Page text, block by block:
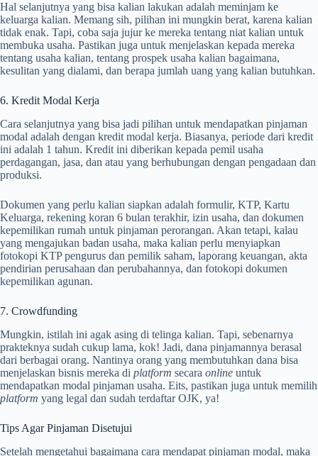
Hal selanjutnya yang bisa kalian lakukan adalah meminjam ke
keluarga kalian. Memang sih, pilihan ini mungkin berat, karena kalian
tidak enak. Tapi, coba saja jujur ke mereka tentang niat kalian untuk
membuka usaha. Pastikan juga untuk menjelaskan kepada mereka
tentang usaha kalian, tentang prospek usaha kalian bagaimana,
kesulitan yang dialami, dan berapa jumlah uang yang kalian butuhkan.
6. Kredit Modal Kerja
Cara selanjutnya yang bisa jadi pilihan untuk mendapatkan pinjaman
modal adalah dengan kredit modal kerja. Biasanya, periode dari kredit
ini adalah 1 tahun. Kredit ini diberikan kepada pemil usaha
perdagangan, jasa, dan atau yang berhubungan dengan pengadaan dan
produksi.
Dokumen yang perlu kalian siapkan adalah formulir, KTP, Kartu
Keluarga, rekening koran 6 bulan terakhir, izin usaha, dan dokumen
kepemilikan rumah untuk pinjaman perorangan. Akan tetapi, kalau
yang mengajukan badan usaha, maka kalian perlu menyiapkan
fotokopi KTP pengurus dan pemilik saham, laporang keuangan, akta
pendirian perusahaan dan perubahannya, dan fotokopi dokumen
kepemilikan agunan.
7. Crowdfunding
Mungkin, istilah ini agak asing di telinga kalian. Tapi, sebenarnya
prakteknya sudah cukup lama, kok! Jadi, dana pinjamannya berasal
dari berbagai orang. Nantinya orang yang membutuhkan dana bisa
menjelaskan bisnis mereka di platform secara online untuk
mendapatkan modal pinjaman usaha. Eits, pastikan juga untuk memilih
platform yang legal dan sudah terdaftar OJK, ya!
Tips Agar Pinjaman Disetujui
Setelah mengetahui bagaimana cara mendapat pinjaman modal, maka